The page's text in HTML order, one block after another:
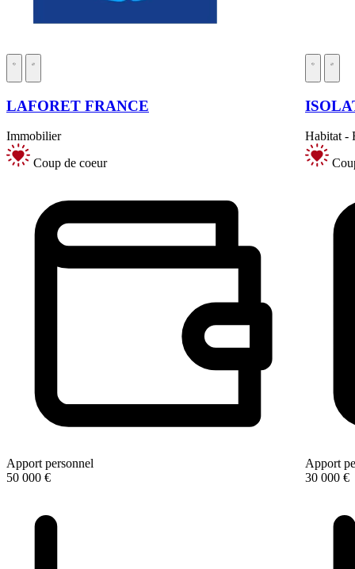
LAFORET FRANCE
Immobilier
Coup de coeur
Apport personnel
50 000 €
Habitat -
Apport
30 000 €